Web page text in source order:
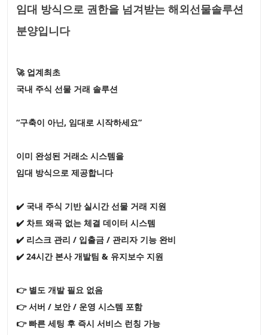
임대 방식으로 권한을 넘겨받는 해외선물솔루션
분양입니다
🚀 업계최초
국내 주식 선물 거래 솔루션
“구축이 아닌, 임대로 시작하세요”
이미 완성된 거래소 시스템을
임대 방식으로 제공합니다
✔️ 국내 주식 기반 실시간 선물 거래 지원
✔️ 차트 왜곡 없는 체결 데이터 시스템
✔️ 리스크 관리 / 입출금 / 관리자 기능 완비
✔️ 24시간 본사 개발팀 & 유지보수 지원
👉 별도 개발 필요 없음
👉 서버 / 보안 / 운영 시스템 포함
👉 빠른 세팅 후 즉시 서비스 런칭 가능